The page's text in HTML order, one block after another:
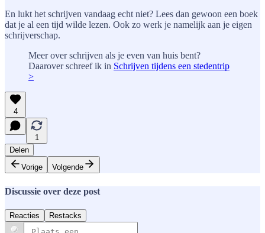
En lukt het schrijven vandaag echt niet? Lees dan gewoon een boek
dat je al een tijd wilde lezen. Ook zo werk je namelijk aan je eigen
schrijverschap.
Meer over schrijven als je even van huis bent?
Daarover schreef ik in Schrijven tijdens een stedentrip
>
4
1
Delen
Vorige
Volgende
Discussie over deze post
Reacties Restacks